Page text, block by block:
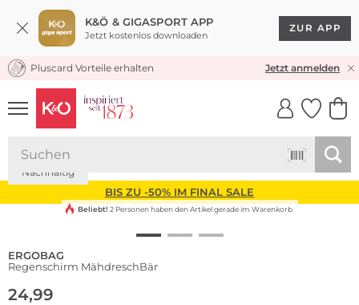
K&Ö & GIGASPORT APP
Jetzt kostenlos downloaden
ZUR APP
KOSTENLOSER VERSAND* & RÜCKVERSAND
Pluscard Vorteile erhalten Jetzt anmelden
UNSERE APP
CLICK &
BIS ZU -50% IM FINAL SALE
Nachhaltig
Beliebt! 2 Personen haben den Artikel gerade im Warenkorb
ERGOBAG
Regenschirm MähdreschBär
24,99